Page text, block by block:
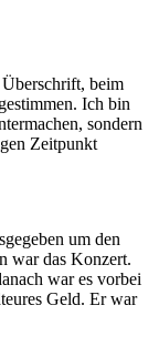
beim
Ich bin
sondern
Zeitpunkt
um den
war das Konzert.
war es vorbei
Geld. Er war